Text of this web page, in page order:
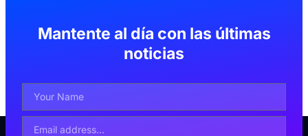
Mantente al día con las últimas
noticias